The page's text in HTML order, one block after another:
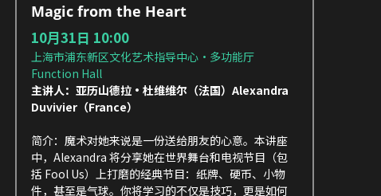
Magic from the Heart
10月31日 10:00
上海市浦东新区文化艺术指导中心·多功能厅
Function Hall
主讲人：亚历山德拉·杜维维尔（法国）Alexandra
Duvivier（France）
简介：魔术对她来说是一份送给朋友的心意。本讲座
中，Alexandra 将分享她在世界舞台和电视节目（包
括 Fool Us）上打磨的经典节目：纸牌、硬币、小物
件，甚至是气球。你将学习的不仅是技巧，更是如何